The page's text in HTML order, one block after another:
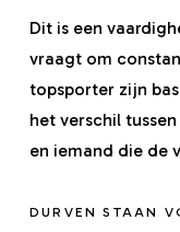
Dit is een
vraagt om
topsporter zijn
het verschil
en iemand die de
DURVEN STAAN